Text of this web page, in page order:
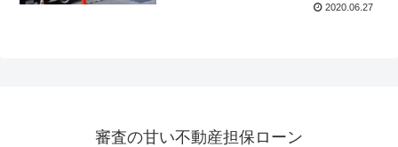
2020.06.27
審査の甘い不動産担保ローン